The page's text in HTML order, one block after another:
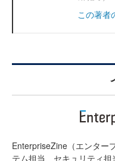
この著者
EnterpriseZine（エンター
テム担当、セキュリティ